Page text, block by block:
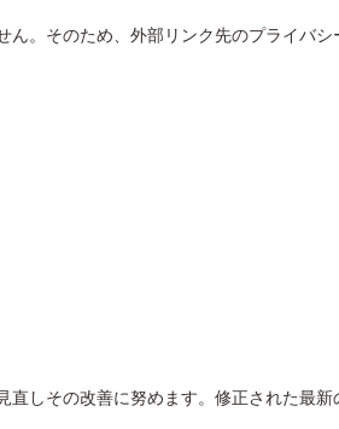
。そのため、外部リンク先のプライバシ
しその改善に努めます。修正された最新